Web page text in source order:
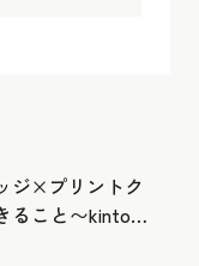
ジ×プリントク
ること〜kintone